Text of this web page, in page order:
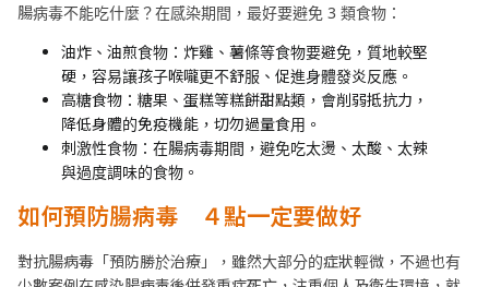
腸病毒不能吃什麼？在感染期間，最好要避免 3 類食物：
油炸、油煎食物：炸雞、薯條等食物要避免，質地較堅
硬，容易讓孩子喉嚨更不舒服、促進身體發炎反應。
高糖食物：糖果、蛋糕等糕餅甜點類，會削弱抵抗力，
降低身體的免疫機能，切勿過量食用。
刺激性食物：在腸病毒期間，避免吃太燙、太酸、太辣
與過度調味的食物。
如何預防腸病毒 ４點一定要做好
對抗腸病毒「預防勝於治療」，雖然大部分的症狀輕微，不過也有